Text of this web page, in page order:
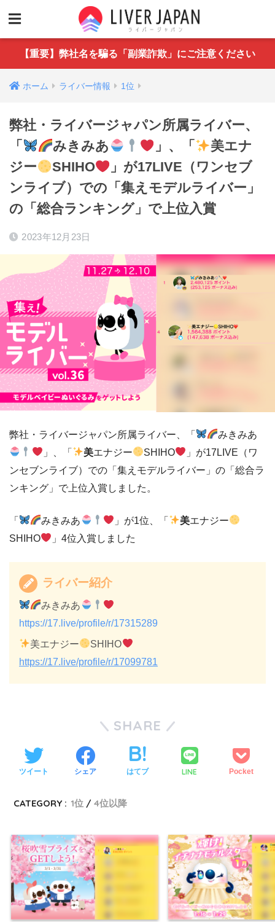
【重要】弊社名を騙る「副業詐欺」にご注意ください
ホーム ライバー情報 1位
弊社・ライバージャパン所属ライバー、
「
みきみあ 」、「
美エナ
ジー
SHIHO
」が17LIVE（ワンセブ
ンライブ）での「集えモデルライバー」
の「総合ランキング」で上位入賞
2023年12月23日
弊社・ライバージャパン所属ライバー、「
みきみあ
」、「
美エナジー SHIHO
」が17LIVE（ワ
ンセブンライブ）での「集えモデルライバー」の「総合ラ
ンキング」で上位入賞しました。
「 みきみあ 」が1位、「 美エナジー
SHIHO
」4位入賞しました
ライバー紹介
みきみあ
https://17.live/profile/r/17315289
美エナジー
SHIHO
https://17.live/profile/r/17099781
SHARE
ツイート シェア はてブ LINE Pocket
CATEGORY : 1位 4位以降